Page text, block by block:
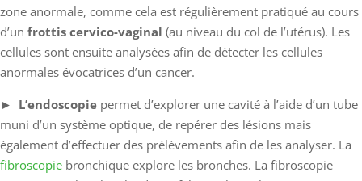
zone anormale, comme cela est régulièrement pratiqué au cours
d’un frottis cervico-vaginal (au niveau du col de l’utérus). Les
cellules sont ensuite analysées afin de détecter les cellules
anormales évocatrices d’un cancer.
► L’endoscopie permet d’explorer une cavité à l’aide d’un tube
muni d’un système optique, de repérer des lésions mais
également d’effectuer des prélèvements afin de les analyser. La
fibroscopie bronchique explore les bronches. La fibroscopie